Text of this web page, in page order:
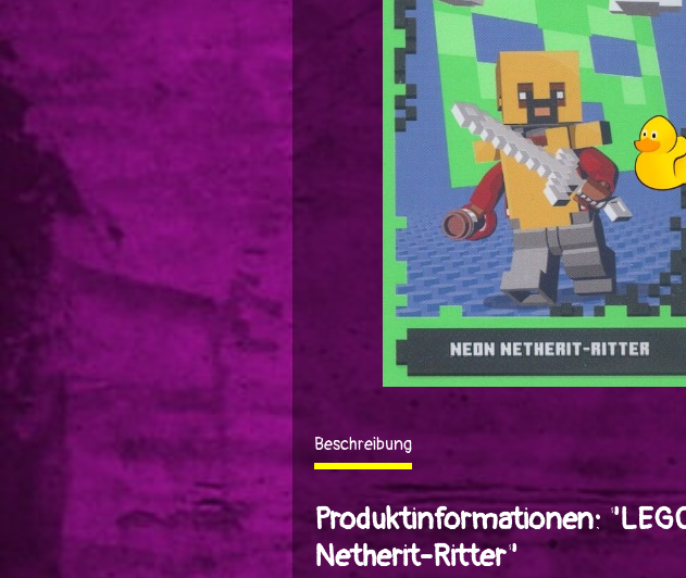
Beschreibung
Produktinformationen:
Netherit-Ritter"